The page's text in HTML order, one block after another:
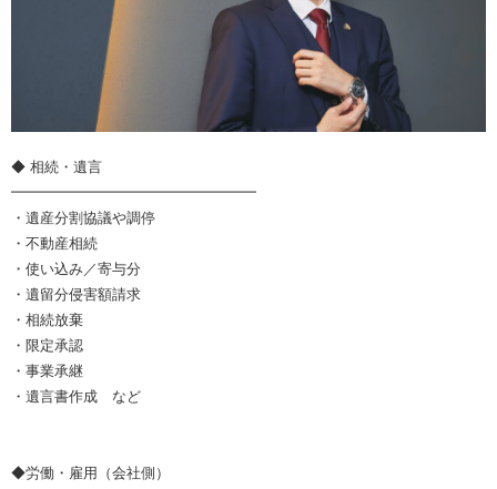
◆ 相続・遺言
━━━━━━━━━━━━━━━━━
・遺産分割協議や調停
・不動産相続
・使い込み／寄与分
・遺留分侵害額請求
・相続放棄
・限定承認
・事業承継
・遺言書作成 など
◆労働・雇用（会社側）